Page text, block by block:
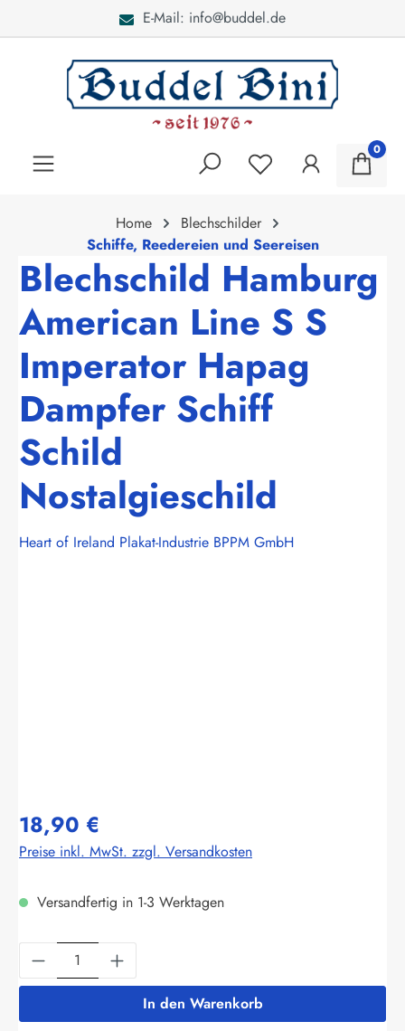
E-Mail: info@buddel.de
0
Home
Blechschilder
Schiffe, Reedereien und Seereisen
Blechschild Hamburg
American Line S S
Imperator Hapag
Dampfer Schiff
Schild
Nostalgieschild
Heart of Ireland Plakat-Industrie BPPM GmbH
18,90 €
Preise inkl. MwSt. zzgl. Versandkosten
Versandfertig in 1-3 Werktagen
Produkt Anzahl: Gib den gewünschten
In den Warenkorb